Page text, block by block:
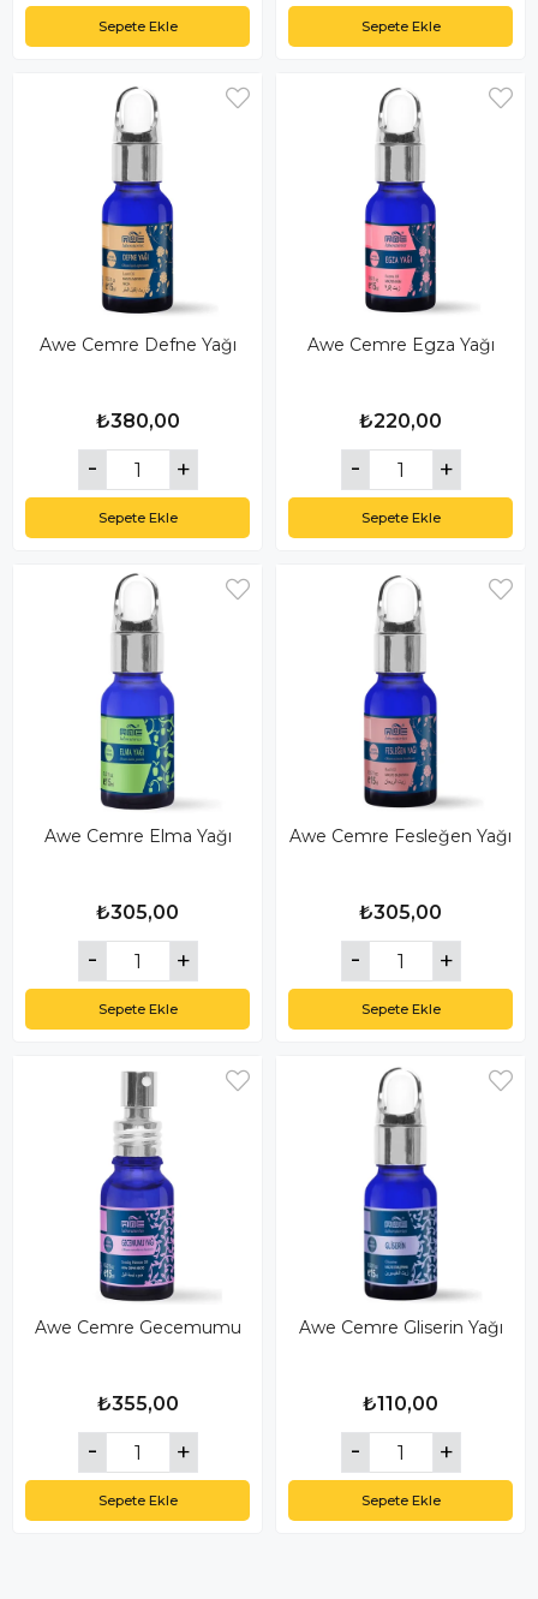
Sepete Ekle Sepete Ekle
Awe Cemre Defne Yağı
₺380,00
Sepete Ekle
Awe Cemre Egza Yağı
₺220,00
Sepete Ekle
Awe Cemre Elma Yağı
₺305,00
Sepete Ekle
Awe Cemre Fesleğen Yağı
₺305,00
Sepete Ekle
Awe Cemre Gecemumu
₺355,00
Sepete Ekle
Awe Cemre Gliserin Yağı
₺110,00
Sepete Ekle